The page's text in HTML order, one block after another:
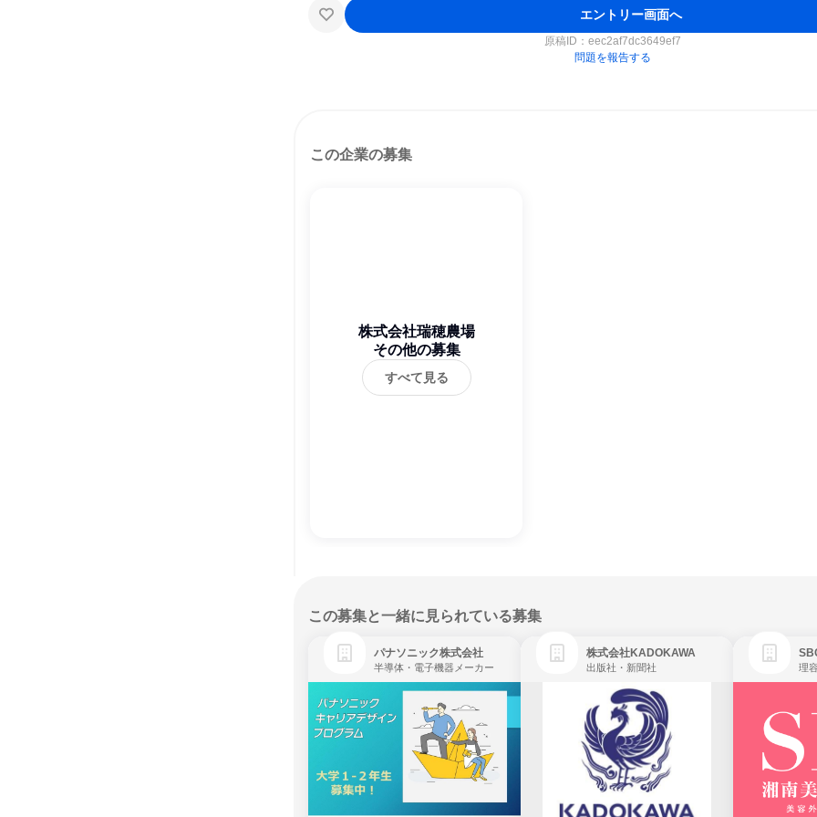
エントリー画面へ
原稿ID： eec2af7dc3649ef7
問題を報告する
この企業の募集
株式会社瑞穂農場
その他の募集
すべて見る
この募集と一緒に見られている募集
パナソニック株式会社
半導体・電子機器メーカー
株式会社KADOKAWA
出版社・新聞社